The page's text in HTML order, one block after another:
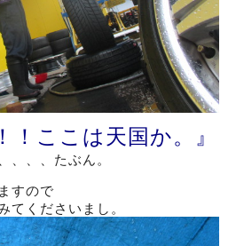
！ここは天国か。』
、、、たぶん。
すので
てくださいまし。